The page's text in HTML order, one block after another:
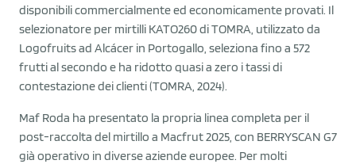
disponibili commercialmente ed economicamente provati. Il
selezionatore per mirtilli KATO260 di TOMRA, utilizzato da
Logofruits ad Alcácer in Portogallo, seleziona fino a 572
frutti al secondo e ha ridotto quasi a zero i tassi di
contestazione dei clienti (TOMRA, 2024).
Maf Roda ha presentato la propria linea completa per il
post-raccolta del mirtillo a Macfrut 2025, con BERRYSCAN G7
già operativo in diverse aziende europee. Per molti